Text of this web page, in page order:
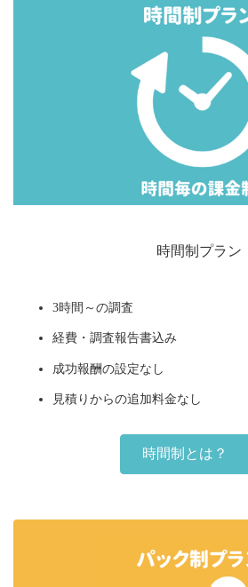
時間制プラン
3時間～の調査
経費・調査報告書込み
成功報酬の設定なし
見積りからの追加料金なし
時間制とは？